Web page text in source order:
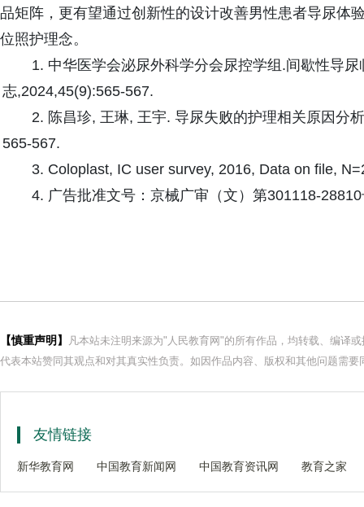
品矩阵，更有望通过创新性的设计改善男性患者导尿体
位照护理念。
1. 中华医学会泌尿外科学分会尿控学组.间歇性导
志,2024,45(9):565-567.
2. 陈昌珍, 王琳, 王宇. 导尿失败的护理相关原因分
565-567.
3. Coloplast, IC user survey, 2016, Data on file,
4. 广告批准文号：京械广审（文）第301118-
【慎重声明】
凡本站未注明来源为"人民教育网"的所有作品，均转载、编译
代表本站赞同其观点和对其真实性负责。如因作品内容、版权和其他问题需
友情链接
新华教育网 中国教育新闻网 中国教育资讯网 教育之家